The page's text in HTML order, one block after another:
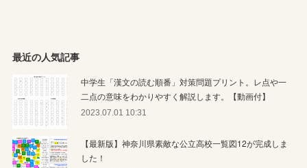
最近の人気記事
中学生「漢文の読む順番」対策問題プリント。レ点や一
二点の意味をわかりやすく解説します。【動画付】
2023.07.01 10:31
【最新版】神奈川県素敵な公立高校一覧図12が完成しま
した！